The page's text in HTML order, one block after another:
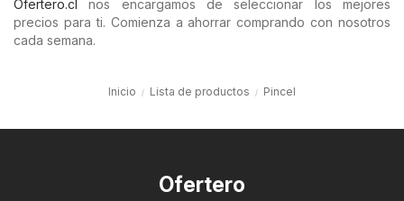
Ofertero.cl nos encargamos de seleccionar los mejores
precios para ti. Comienza a ahorrar comprando con nosotros
cada semana.
Inicio Lista de productos Pincel
Ofertero